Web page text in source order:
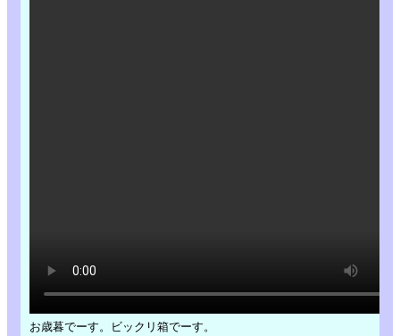
お歳暮でーす。ビックリ箱でーす。